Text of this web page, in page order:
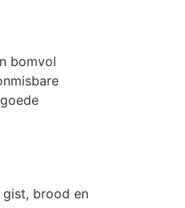
bomvol
gist, brood en